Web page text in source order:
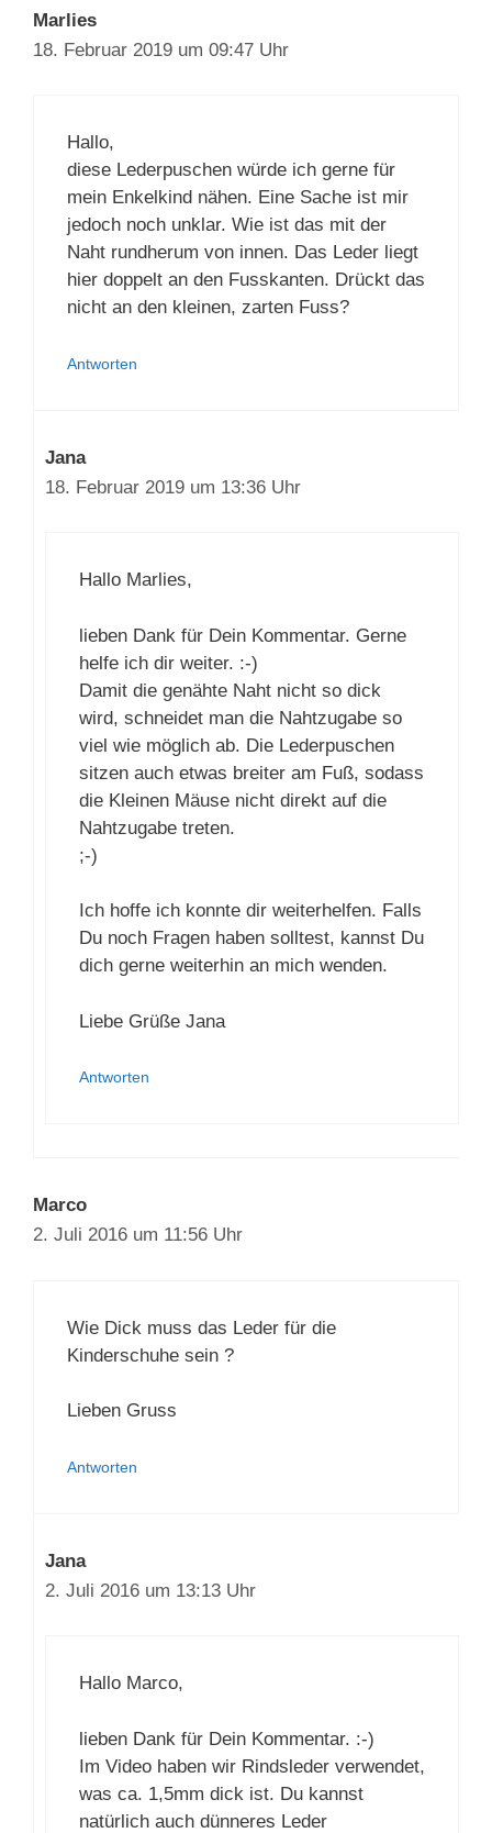
Marlies
18. Februar 2019 um 09:47 Uhr
Hallo,
diese Lederpuschen würde ich gerne für
mein Enkelkind nähen. Eine Sache ist mir
jedoch noch unklar. Wie ist das mit der
Naht rundherum von innen. Das Leder liegt
hier doppelt an den Fusskanten. Drückt das
nicht an den kleinen, zarten Fuss?
Antworten
Jana
18. Februar 2019 um 13:36 Uhr
Hallo Marlies,
lieben Dank für Dein Kommentar. Gerne
helfe ich dir weiter. :-)
Damit die genähte Naht nicht so dick
wird, schneidet man die Nahtzugabe so
viel wie möglich ab. Die Lederpuschen
sitzen auch etwas breiter am Fuß, sodass
die Kleinen Mäuse nicht direkt auf die
Nahtzugabe treten.
;-)
Ich hoffe ich konnte dir weiterhelfen. Falls
Du noch Fragen haben solltest, kannst Du
dich gerne weiterhin an mich wenden.
Liebe Grüße Jana
Antworten
Marco
2. Juli 2016 um 11:56 Uhr
Wie Dick muss das Leder für die
Kinderschuhe sein ?
Lieben Gruss
Antworten
Jana
2. Juli 2016 um 13:13 Uhr
Hallo Marco,
lieben Dank für Dein Kommentar. :-)
Im Video haben wir Rindsleder verwendet,
was ca. 1,5mm dick ist. Du kannst
natürlich auch dünneres Leder